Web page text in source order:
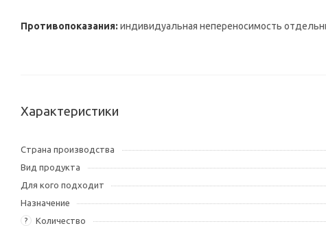
Противопоказания: индивидуальная непереносимость
Характеристики
Страна производства
Вид продукта
Для кого подходит
Назначение
? Количество